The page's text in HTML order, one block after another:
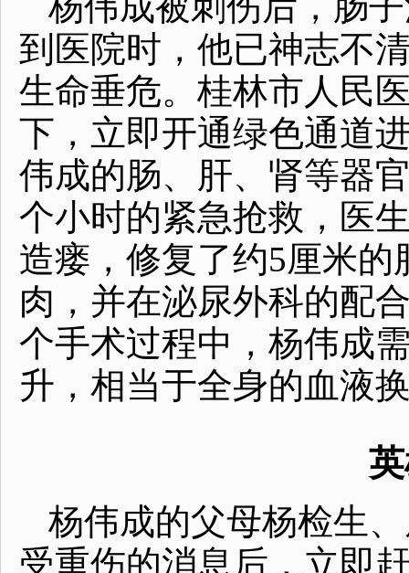
到医院时，他已神志不
生命垂危。桂林市人民
下，立即开通绿色通道
伟成的肠、肝、肾等器
个小时的紧急抢救，医
造瘘，修复了约5厘米
肉，并在泌尿外科的配
个手术过程中，杨伟成
升，相当于全身的血液
杨伟成的父母杨检生
受重伤的消息后，立即